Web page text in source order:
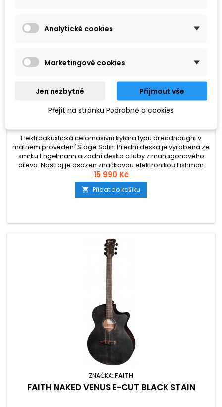
FAITH
FAITH NAKED SATURN ELECTRO
Elektroakustická celomasivní kytara typu dreadnought v
matném provedení Stage Satin. Přední deska je vyrobena ze
smrku Engelmann a zadní deska a luby z mahagonového
dřeva. Nástroj je osazen značkovou elektronikou Fishman
Isys-T s integrovanou ladičkou. Nástroj je dodáván včetně
obalu.
15 990 Kč
 Přidat do košíku
ZNAČKA: FAITH
FAITH NAKED VENUS E-CUT BLACK STAIN
Analytické cookies
Marketingové cookies
Jen nezbytné
Přijmout vše
Přejít na stránku Podrobně o cookies